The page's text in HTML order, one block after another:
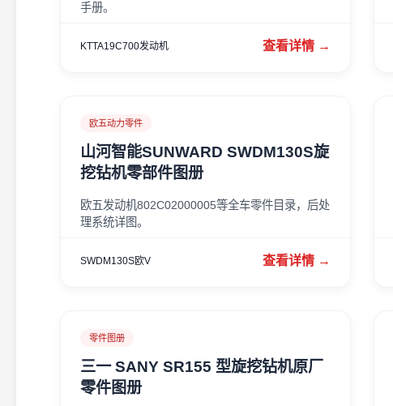
手册。
KTTA19C700发动机 查看详情 →
欧五动力零件
山河智能SUNWARD SWDM130S旋
挖钻机零部件图册
欧五发动机802C02000005等全车零件目录，后处
理系统详图。
SWDM130S欧V 查看详情 →
零件图册
三一 SANY SR155 型旋挖钻机原厂
零件图册